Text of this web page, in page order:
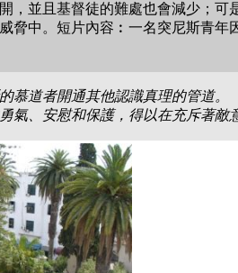
，並且基督徒的難處也會減少；
脅中。短片內容︰一名突尼斯青
慕道者開通其他認識真理的管道。
、安慰和保護，得以在充斥著敵